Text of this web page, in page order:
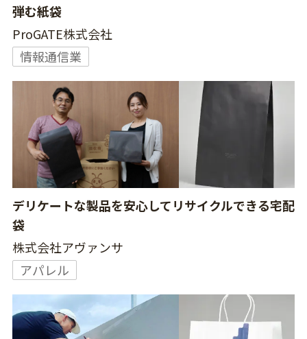
弾む紙袋
ProGATE株式会社
情報通信業
デリケートな製品を安心してリサイクルできる宅配
袋
株式会社アヴァンサ
アパレル